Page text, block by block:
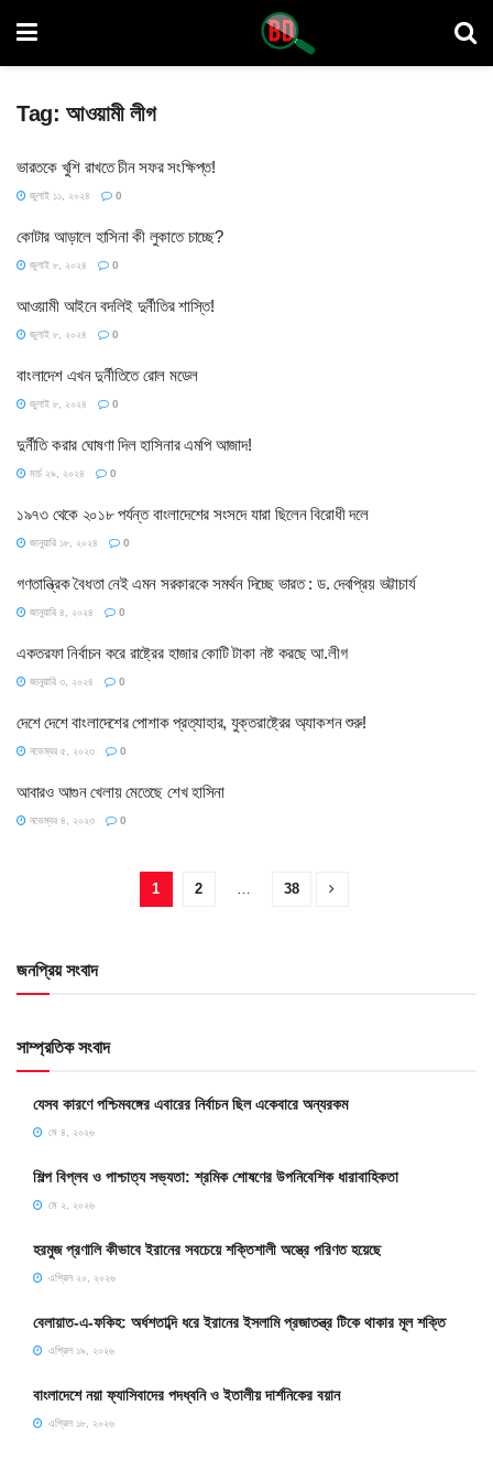
Tag: আওয়ামী লীগ
ভারতকে খুশি রাখতে চীন সফর সংক্ষিপ্ত!
জুলাই ১১, ২০২৪ 0
কোটার আড়ালে হাসিনা কী লুকাতে চাচ্ছে?
জুলাই ৮, ২০২৪ 0
আওয়ামী আইনে বদলিই দুর্নীতির শাস্তি!
জুলাই ৮, ২০২৪ 0
বাংলাদেশ এখন দুর্নীতিতে রোল মডেল
জুলাই ৮, ২০২৪ 0
দুর্নীতি করার ঘোষণা দিল হাসিনার এমপি আজাদ!
মার্চ ২৯, ২০২৪ 0
১৯৭৩ থেকে ২০১৮ পর্যন্ত বাংলাদেশের সংসদে যারা ছিলেন বিরোধী দলে
জানুয়ারি ১৮, ২০২৪ 0
গণতান্ত্রিক বৈধতা নেই এমন সরকারকে সমর্থন দিচ্ছে ভারত : ড. দেবপ্রিয় ভট্টাচার্য
জানুয়ারি ৪, ২০২৪ 0
একতরফা নির্বাচন করে রাষ্ট্রের হাজার কোটি টাকা নষ্ট করছে আ.লীগ
জানুয়ারি ৩, ২০২৪ 0
দেশে দেশে বাংলাদেশের পোশাক প্রত্যাহার, যুক্তরাষ্ট্রের অ্যাকশন শুরু!
নভেম্বর ৫, ২০২৩ 0
আবারও আগুন খেলায় মেতেছে শেখ হাসিনা
নভেম্বর ৪, ২০২৩ 0
1 2 … 38
জনপ্রিয় সংবাদ
সাম্প্রতিক সংবাদ
যেসব কারণে পশ্চিমবঙ্গের এবারের নির্বাচন ছিল একেবারে অন্যরকম
মে ৪, ২০২৬
শিল্প বিপ্লব ও পাশ্চাত্য সভ্যতা: শ্রমিক শোষণের উপনিবেশিক ধারাবাহিকতা
মে ২, ২০২৬
হরমুজ প্রণালি কীভাবে ইরানের সবচেয়ে শক্তিশালী অস্ত্রে পরিণত হয়েছে
এপ্রিল ২০, ২০২৬
বেলায়াত-এ-ফকিহ: অর্ধশতাব্দি ধরে ইরানের ইসলামি প্রজাতন্ত্র টিকে থাকার মূল শক্তি
এপ্রিল ১৯, ২০২৬
বাংলাদেশে নয়া ফ্যাসিবাদের পদধ্বনি ও ইতালীয় দার্শনিকের বয়ান
এপ্রিল ১৮, ২০২৬